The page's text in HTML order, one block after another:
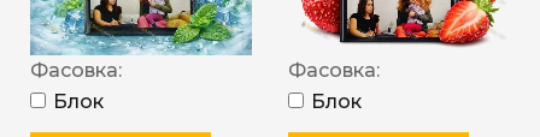
Фасовка:
Блок
Фасовка:
Блок